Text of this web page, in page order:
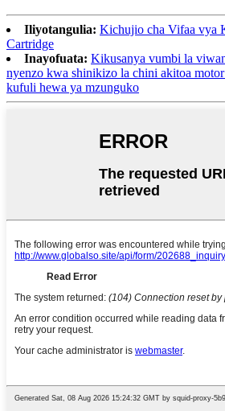
Iliyotangulia: Kichujio cha Vifaa vya
Cartridge
Inayofuata: Kikusanya vumbi la
nyenzo kwa shinikizo la chini akitoa
kufuli hewa ya mzunguko